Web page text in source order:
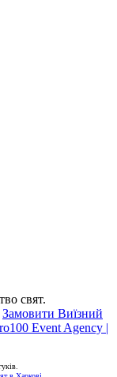
свят.
Замовити Виїзний
Event Agency |